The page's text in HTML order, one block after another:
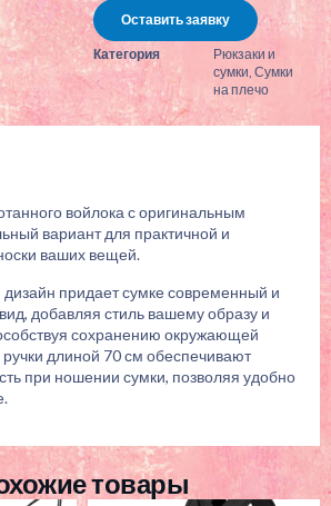
Оставить заявку
Категория
Рюкзаки и
сумки Сумки
на плечо
войлока с оригинальным
вариант для практичной и
ваших вещей.
придает сумке современный и
добавляя стиль вашему образу и
сохранению окружающей
длиной 70 см обеспечивают
при ношении сумки, позволяя удобно
товары